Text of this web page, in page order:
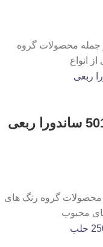
سفید نیم براق ساندورا 2500 از جمله محصولات گروه
انواع
محصولات گروه رنگ های
محبوب